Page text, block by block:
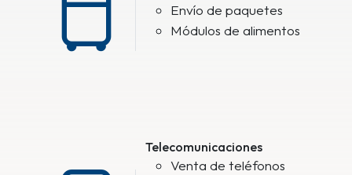
Envío de paquetes
Módulos de alimentos
Telecomunicaciones
Venta de teléfonos